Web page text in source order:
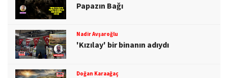
Papazın Bağı
Nadir Avşaroğlu
'Kızılay' bir binanın adıydı
Doğan Karaağaç